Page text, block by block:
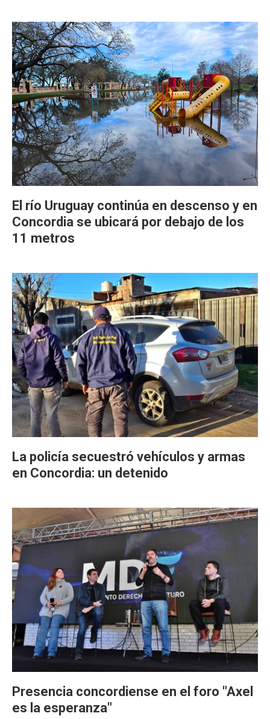
El río Uruguay continúa en descenso y en
Concordia se ubicará por debajo de los
11 metros
La policía secuestró vehículos y armas
en Concordia: un detenido
Presencia concordiense en el foro "Axel
es la esperanza"